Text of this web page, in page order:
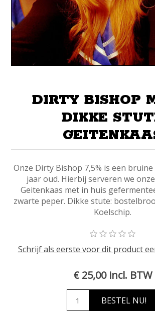
DIRTY BISHOP
DIKKE
Onze Dirty Bishop 7,5% is een
jaar oud. Hierbij serveren we
Geitenkaas met in huis
zwarte peper. Dikke stute:
Koelschip.
Schrijf als eerste voor dit product
€ 25,00 incl. BTW